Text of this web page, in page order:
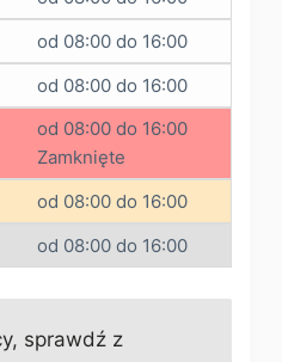
od 08:00 do 16:00
od 08:00 do 16:00
od 08:00 do 16:00
Zamknięte
od 08:00 do 16:00
od 08:00 do 16:00
sprawdź z